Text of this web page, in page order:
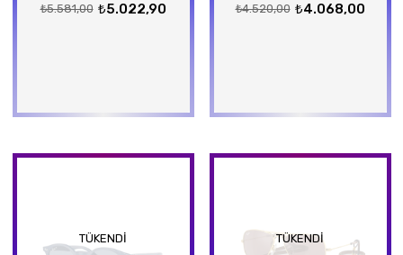
₺5.022,90
₺5.581,00 ₺4.068,00
₺4.520,00
TÜKENDI TÜKENDI